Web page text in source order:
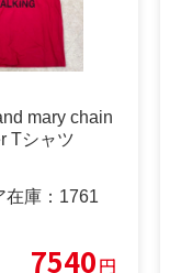
mary chain
Tシャツ
庫： 1761
7540円